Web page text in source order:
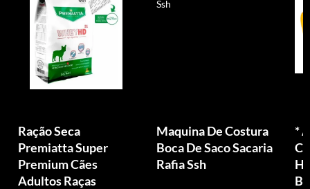
Ração Seca
Premiatta Super
Premium Cães
Adultos Raças
Maquina De Costura
Boca De Saco Sacaria
Rafia Ssh
*